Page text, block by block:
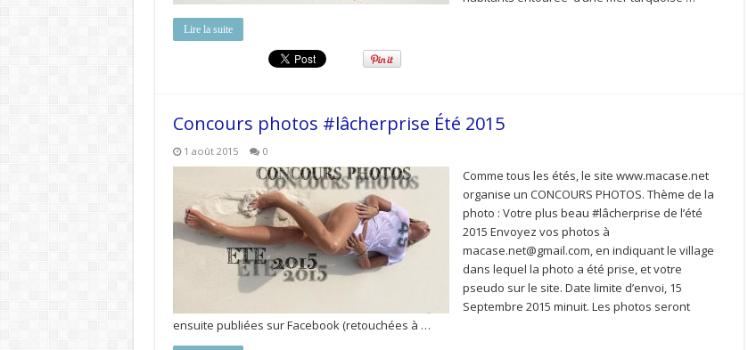
Lire la suite
Concours photos #lâcherprise Été 2015
1 août 2015 0
Comme tous les étés, le site www.macase.net
organise un CONCOURS PHOTOS. Thème de la
photo : Votre plus beau #lâcherprise de l’été
2015 Envoyez vos photos à
macase.net@gmail.com, en indiquant le village
dans lequel la photo a été prise, et votre
pseudo sur le site. Date limite d’envoi, 15
Septembre 2015 minuit. Les photos seront
ensuite publiées sur Facebook (retouchées à …